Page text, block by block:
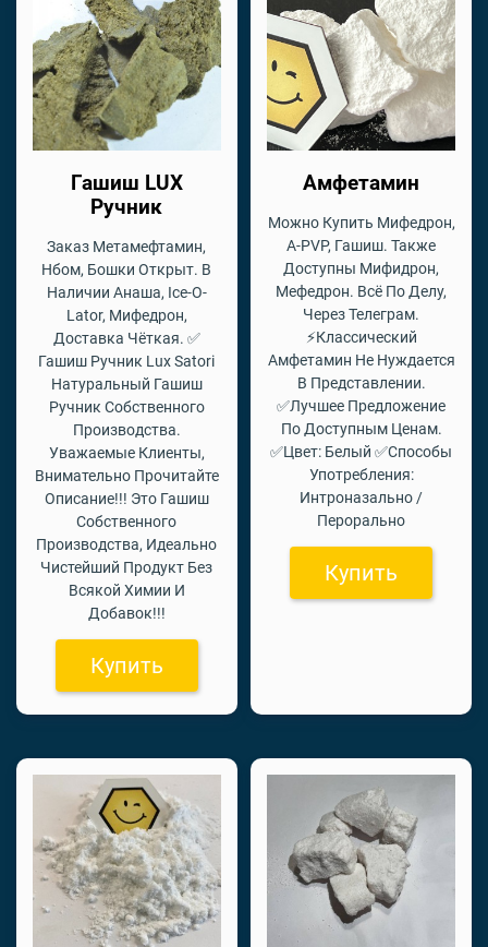
Гашиш LUX
Ручник
Заказ Метамефтамин,
Нбом, Бошки Открыт. В
Наличии Анаша, Ice-O-
Lator, Мифедрон,
Доставка Чёткая. ✅
Гашиш Ручник Lux Satori
Натуральный Гашиш
Ручник Собственного
Производства.
Уважаемые Клиенты,
Внимательно Прочитайте
Описание!!! Это Гашиш
Собственного
Производства, Идеально
Чистейший Продукт Без
Всякой Химии И
Добавок!!!
Купить
Амфетамин
Можно Купить Мифедрон,
A-PVP, Гашиш. Также
Доступны Мифидрон,
Мефедрон. Всё По Делу,
Через Телеграм.
⚡Классический
Амфетамин Не Нуждается
В Представлении.
✅Лучшее Предложение
По Доступным Ценам.
✅Цвет: Белый ✅Способы
Употребления:
Интроназально /
Перорально
Купить